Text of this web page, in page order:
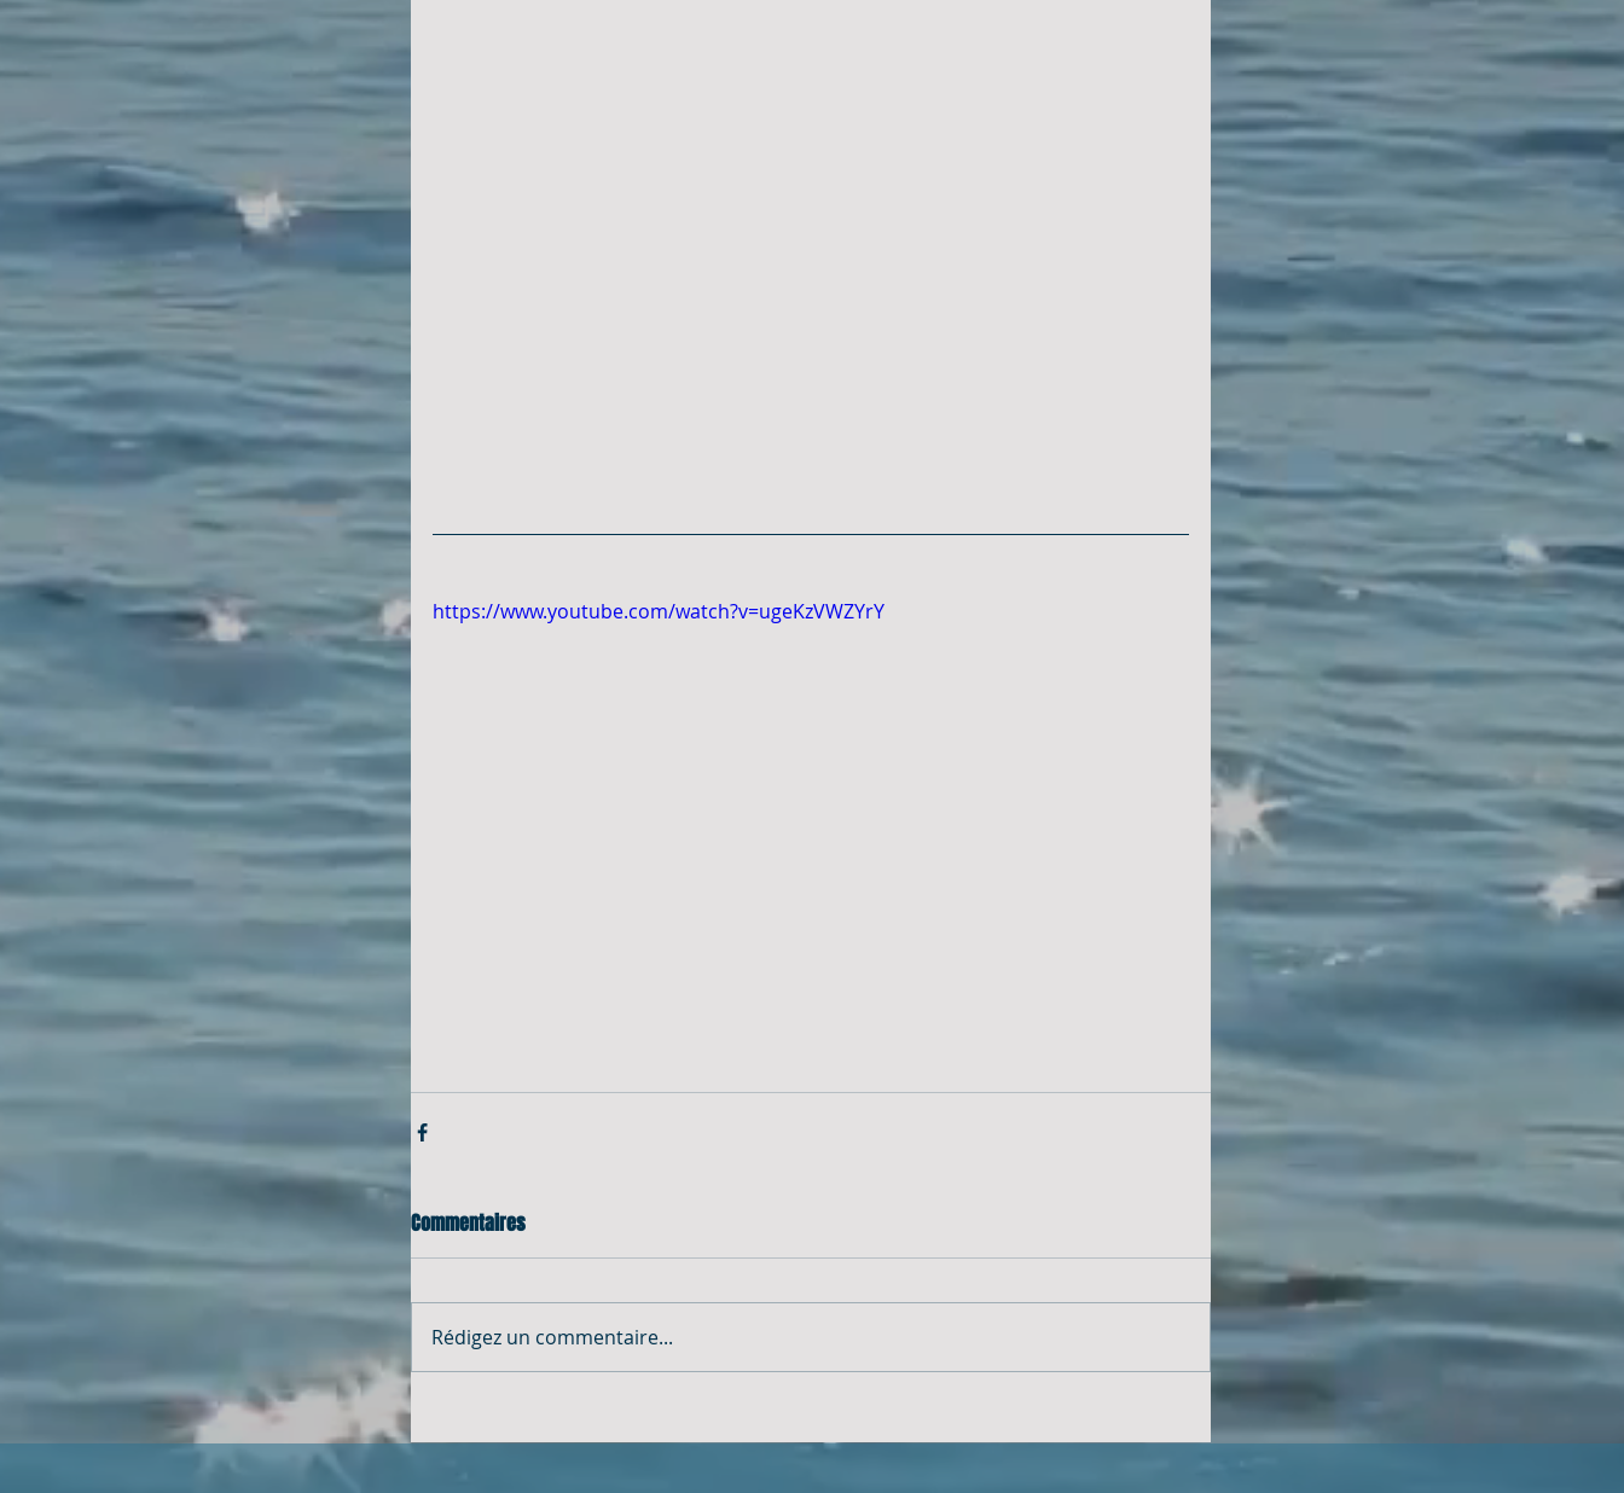
https://www.youtube.com/watch?v=ugeKzVWZYrY
Commentaires
Rédigez un commentaire...